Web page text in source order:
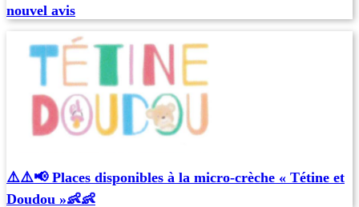
nouvel avis
⚠️⚠️📢 Places disponibles à la micro-crèche « Tétine et
Doudou »👶👶